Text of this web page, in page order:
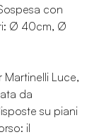
con
Ø 40cm, Ø
Luce,
da
su piani
il